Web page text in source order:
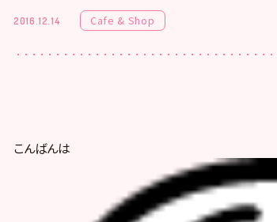
2016.12.14 Cafe & Shop
こんばんは